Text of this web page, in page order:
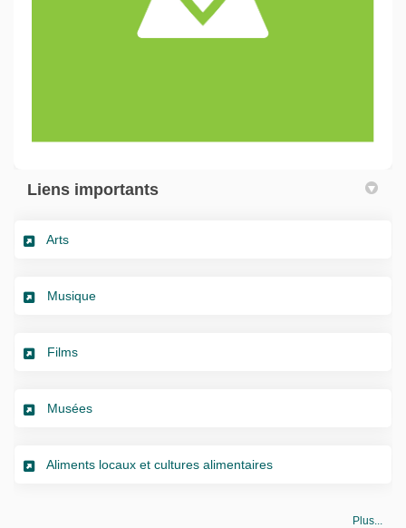
Liens importants
Arts(Liens externes)
Musique(Liens externes)
Films(Liens externes)
Musées(Liens externes)
Aliments locaux et cultures alimentaires(Liens externes)
Plus...